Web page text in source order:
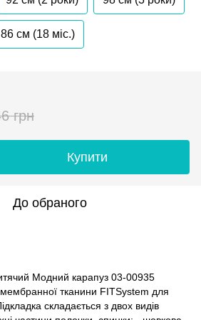
86 см (18 мiс.)
грн
Купити
До обраного
Модний карапуз 03-00935
тканини FITSystem для
складається з двох видів